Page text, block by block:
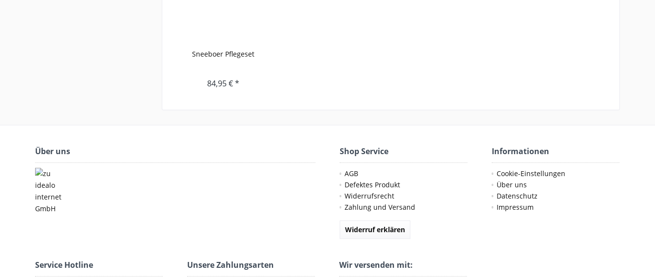
Sneeboer Pflegeset
84,95 € *
Über uns Shop Service
AGB
Defektes Produkt
Widerrufsrecht
Zahlung und Versand
Widerruf erklären
Informationen
Cookie-Einstellungen
Über uns
Datenschutz
Impressum
Service Hotline Unsere Zahlungsarten Wir versenden mit: